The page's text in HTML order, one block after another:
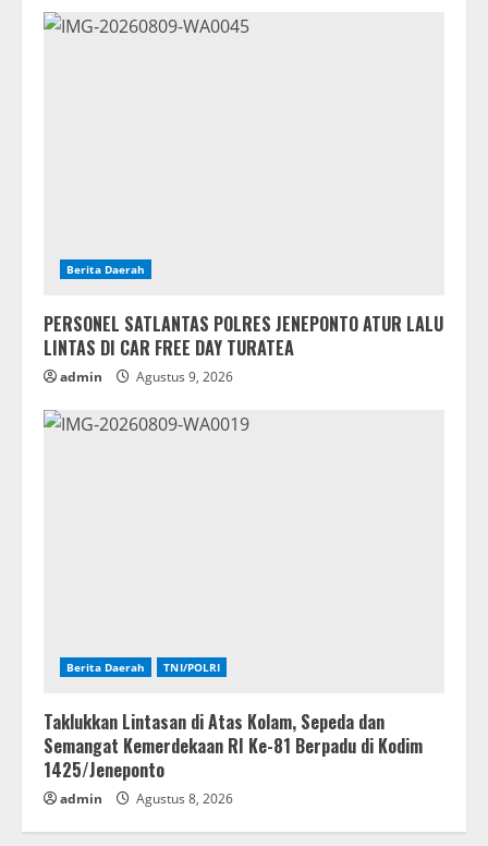
Berita Daerah
PERSONEL SATLANTAS POLRES JENEPONTO ATUR LALU
LINTAS DI CAR FREE DAY TURATEA
admin Agustus 9, 2026
Berita Daerah TNI/POLRI
Taklukkan Lintasan di Atas Kolam, Sepeda dan
Semangat Kemerdekaan RI Ke-81 Berpadu di Kodim
1425/Jeneponto
admin Agustus 8, 2026